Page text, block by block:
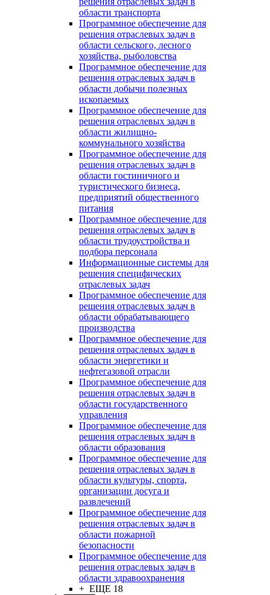
области транспорта
Программное обеспечение для
решения отраслевых задач в
области сельского, лесного
хозяйства, рыболовства
Программное обеспечение для
решения отраслевых задач в
области добычи полезных
ископаемых
Программное обеспечение для
решения отраслевых задач в
области жилищно-
коммунального хозяйства
Программное обеспечение для
решения отраслевых задач в
области гостиничного и
туристического бизнеса,
предприятий общественного
питания
Программное обеспечение для
решения отраслевых задач в
области трудоустройства и
подбора персонала
Информационные системы для
решения специфических
отраслевых задач
Программное обеспечение для
решения отраслевых задач в
области обрабатывающего
производства
Программное обеспечение для
решения отраслевых задач в
области энергетики и
нефтегазовой отрасли
Программное обеспечение для
решения отраслевых задач в
области государственного
управления
Программное обеспечение для
решения отраслевых задач в
области образования
Программное обеспечение для
решения отраслевых задач в
области культуры, спорта,
организации досуга и
развлечений
Программное обеспечение для
решения отраслевых задач в
области пожарной
безопасности
Программное обеспечение для
решения отраслевых задач в
области здравоохранения
+ ЕЩЕ 18